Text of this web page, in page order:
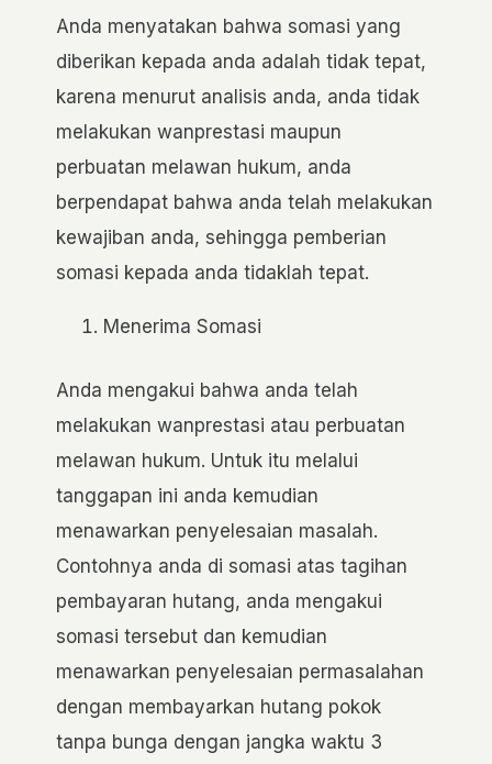
Anda menyatakan bahwa somasi yang
diberikan kepada anda adalah tidak tepat,
karena menurut analisis anda, anda tidak
melakukan wanprestasi maupun
perbuatan melawan hukum, anda
berpendapat bahwa anda telah melakukan
kewajiban anda, sehingga pemberian
somasi kepada anda tidaklah tepat.
Menerima Somasi
Anda mengakui bahwa anda telah
melakukan wanprestasi atau perbuatan
melawan hukum. Untuk itu melalui
tanggapan ini anda kemudian
menawarkan penyelesaian masalah.
Contohnya anda di somasi atas tagihan
pembayaran hutang, anda mengakui
somasi tersebut dan kemudian
menawarkan penyelesaian permasalahan
dengan membayarkan hutang pokok
tanpa bunga dengan jangka waktu 3